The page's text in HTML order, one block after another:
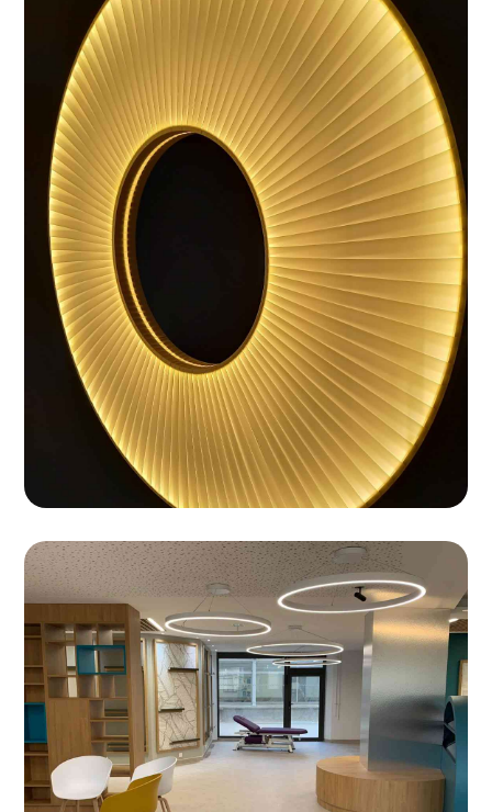
Dix Heures Dix
Une approche unique pour révolutionner l’éclairage
décoratif
Hôpital Aviciennes
Luminaires Astreo sur le projet de l’assistance publique
de Paris